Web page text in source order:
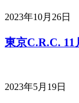
2023年10月26日
東京C.R.C.
2023年5月19日